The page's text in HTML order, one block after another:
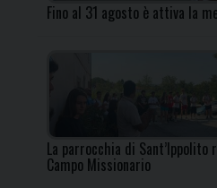
Fino al 31 agosto è attiva la
La parrocchia di
Campo Missionario